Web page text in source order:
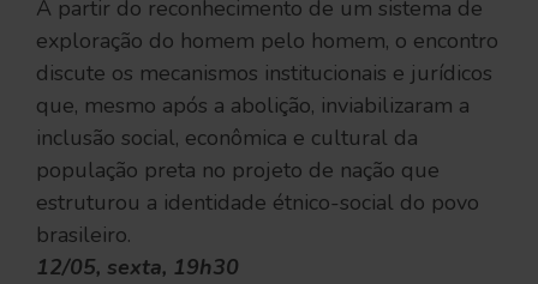
A partir do reconhecimento de um sistema de
exploração do homem pelo homem, o encontro
discute os mecanismos institucionais e jurídicos
que, mesmo após a abolição, inviabilizaram a
inclusão social, econômica e cultural da
população preta no projeto de nação que
estruturou a identidade étnico-social do povo
brasileiro.
12/05, sexta, 19h30